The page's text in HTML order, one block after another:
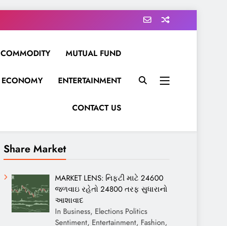
COMMODITY MUTUAL FUND
ECONOMY ENTERTAINMENT
CONTACT US
Share Market
MARKET LENS: નિફ્ટી માટે 24600
જળવાઇ રહેતો 24800 તરફ સુધારાનો
આશાવાદ
In Business, Elections Politics
Sentiment, Entertainment, Fashion,